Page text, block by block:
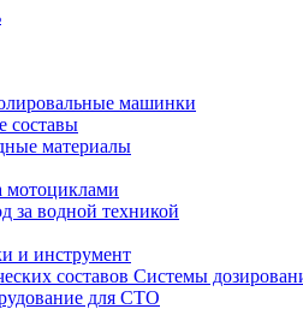
машинки
составы
материалы
мотоциклами
за водной техникой
и инструмент
Системы
для СТО